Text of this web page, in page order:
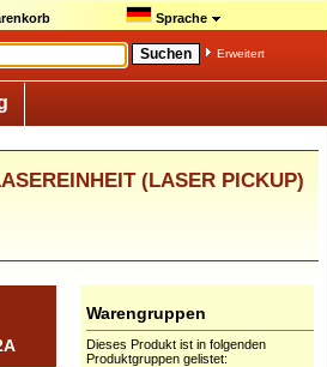
Sprache
Erweitert
(LASER PICKUP)
Warengruppen
Dieses Produkt ist in folgenden
Produktgruppen gelistet: